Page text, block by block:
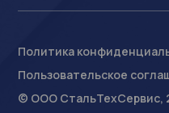
Политика
Пользовательское
© ООО СтальТехСервис,
На сайте осуществляется
Условиями обработки